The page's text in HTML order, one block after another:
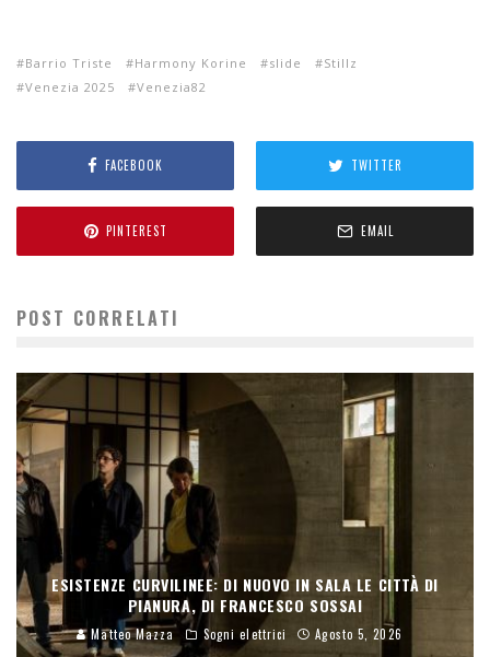
Barrio Triste Harmony Korine slide
Stillz
Venezia 2025
Venezia82
FACEBOOK TWITTER
PINTEREST EMAIL
POST CORRELATI
ESISTENZE CURVILINEE: DI NUOVO IN SALA LE CITTÀ DI
PIANURA, DI FRANCESCO SOSSAI
Matteo Mazza Sogni elettrici Agosto 5, 2026